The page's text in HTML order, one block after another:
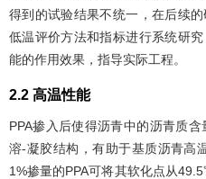
得到的试验结果不统一，在后续
低温评价方法和指标进行系统研
能的作用效果，指导实际工程。
2.2 高温性能
PPA掺入后使得沥青中的沥青质
溶-凝胶结构，有助于基质沥青高
1%掺量的PPA可将其软化点从